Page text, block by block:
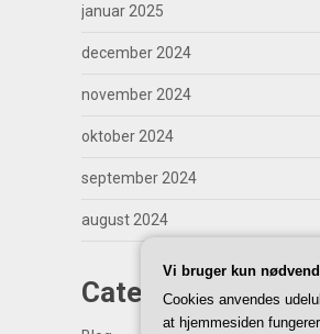
januar 2025
december 2024
november 2024
oktober 2024
september 2024
august 2024
Categories
Vi bruger kun
Cookies anvendes
at hjemmesiden